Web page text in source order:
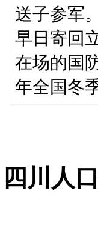
送子参军
早日寄回
在场的国
年全国冬
四川人